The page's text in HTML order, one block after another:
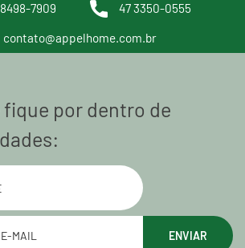
7909 47 3350-0555
contato@appelhome.com.br
por dentro de
ENVIAR